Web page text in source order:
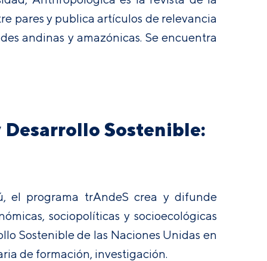
pares y publica artículos de relevancia
andinas y amazónicas. Se encuentra
Desarrollo Sostenible:
el programa trAndeS crea y difunde
sociopolíticas y socioecológicas
Sostenible de las Naciones Unidas en
de formación, investigación.